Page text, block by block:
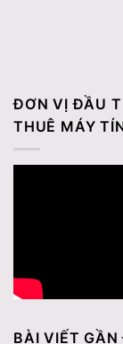
ĐƠN VỊ ĐẦU
THUÊ MÁY
BÀI VIẾT GẦN